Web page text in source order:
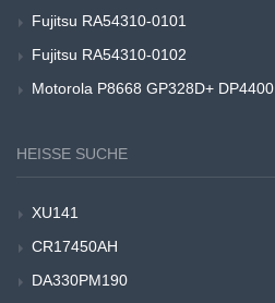
Fujitsu RA54310-0101
Fujitsu RA54310-0102
Motorola P8668 GP328D+ DP4400
HEISSE SUCHE
XU141
CR17450AH
DA330PM190